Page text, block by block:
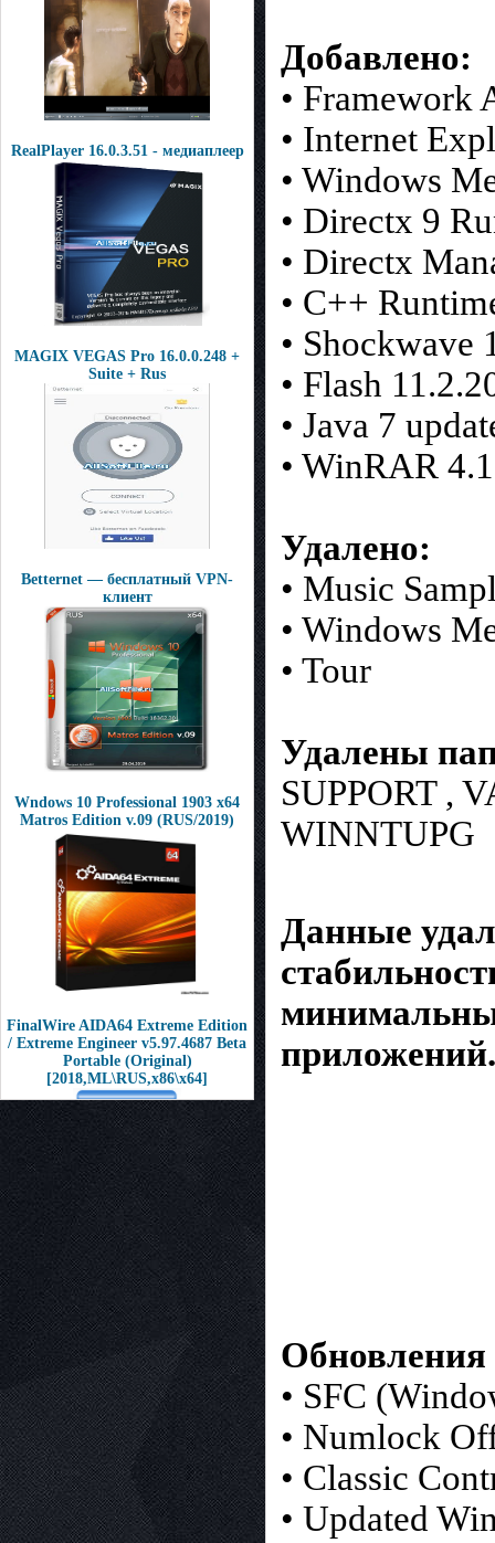
RealPlayer 16.0.3.51 - медиаплеер
MAGIX VEGAS Pro 16.0.0.248 +
Suite + Rus
Betternet — бесплатный VPN-
клиент
Wndows 10 Professional 1903 x64
Matros Edition v.09 (RUS/2019)
FinalWire AIDA64 Extreme Edition
/ Extreme Engineer v5.97.4687 Beta
Portable (Original)
[2018,ML\RUS,x86\x64]
Добавлено:
• Framework
• Internet
• Windows
• Directx 9
• Directx
• C++
• Shockwave
• Flash
• Java 7
• WinRAR
Удалено:
• Music
• Windows
• Tour
Удалены
SUPPORT ,
WINNTUPG
Данные
приложений.
Обновления
• SFC
• Numlock
• Classic
• Updated